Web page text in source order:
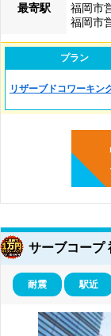
最寄駅
福岡市
福岡市
プラン
リザーブドコワーキン
サーブコープ
耐震 駅近